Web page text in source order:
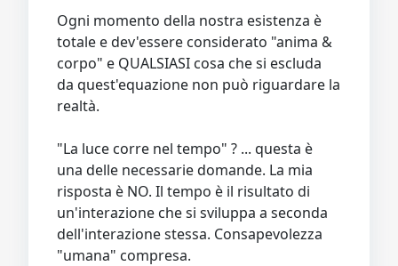
Ogni momento della nostra esistenza è
totale e dev'essere considerato "anima &
corpo" e QUALSIASI cosa che si escluda
da quest'equazione non può riguardare la
realtà.
"La luce corre nel tempo" ? ... questa è
una delle necessarie domande. La mia
risposta è NO. Il tempo è il risultato di
un'interazione che si sviluppa a seconda
dell'interazione stessa. Consapevolezza
"umana" compresa.